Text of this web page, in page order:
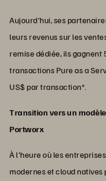
Aujourd'hui, ses
leurs revenus sur les
remise dédiée, ils gagnent
transactions Pure as a
US$ par transaction*.
Transition vers un
Portworx
À l'heure où les
modernes et cloud